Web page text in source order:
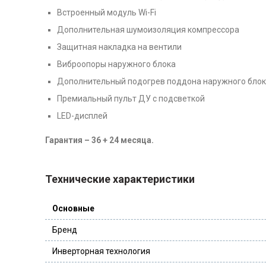
Встроенный модуль Wi-Fi
Дополнительная шумоизоляция компрессора
Защитная накладка на вентили
Виброопоры наружного блока
Дополнительный подогрев поддона наружного
Премиальный пульт ДУ с подсветкой
LED-дисплей
Гарантия – 36 + 24 месяца.
Технические характеристики
Основные
Бренд
Инверторная технология